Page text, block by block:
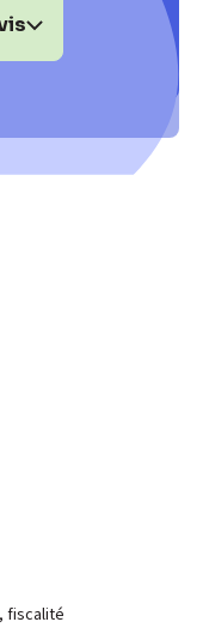
fiscalité